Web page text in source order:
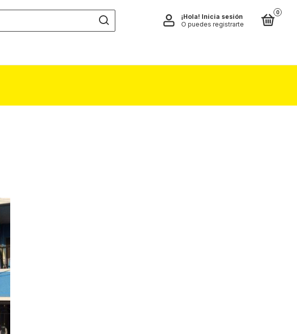
¡Hola! Inicia sesión
O puedes registrarte
0